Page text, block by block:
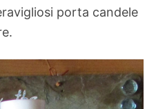
porta candele